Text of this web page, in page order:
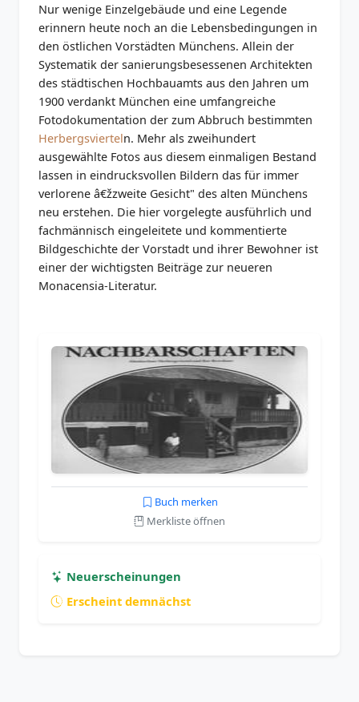
Nur wenige Einzelgebäude und eine Legende
erinnern heute noch an die Lebensbedingungen in
den östlichen Vorstädten Münchens. Allein der
Systematik der sanierungsbesessenen Architekten
des städtischen Hochbauamts aus den Jahren um
1900 verdankt München eine umfangreiche
Fotodokumentation der zum Abbruch bestimmten
Herbergsvierteln. Mehr als zweihundert
ausgewählte Fotos aus diesem einmaligen Bestand
lassen in eindrucksvollen Bildern das für immer
verlorene â€žzweite Gesicht" des alten Münchens
neu erstehen. Die hier vorgelegte ausführlich und
fachmännisch eingeleitete und kommentierte
Bildgeschichte der Vorstadt und ihrer Bewohner ist
einer der wichtigsten Beiträge zur neueren
Monacensia-Literatur.
Buch merken
Merkliste öffnen
Neuerscheinungen
Erscheint demnächst